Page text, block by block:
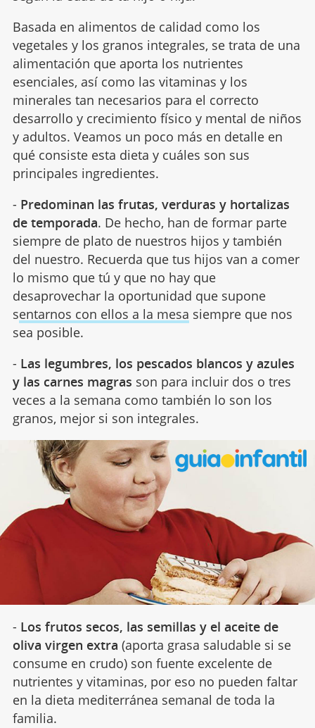
Basada en alimentos de calidad como los
vegetales y los granos integrales, se trata de una
alimentación que aporta los nutrientes
esenciales, así como las vitaminas y los
minerales tan necesarios para el correcto
desarrollo y crecimiento físico y mental de niños
y adultos. Veamos un poco más en detalle en
qué consiste esta dieta y cuáles son sus
principales ingredientes.
- Predominan las frutas, verduras y hortalizas
de temporada. De hecho, han de formar parte
siempre de plato de nuestros hijos y también
del nuestro. Recuerda que tus hijos van a comer
lo mismo que tú y que no hay que
desaprovechar la oportunidad que supone
sentarnos con ellos a la mesa siempre que nos
sea posible.
- Las legumbres, los pescados blancos y azules
y las carnes magras son para incluir dos o tres
veces a la semana como también lo son los
granos, mejor si son integrales.
- Los frutos secos, las semillas y el aceite de
oliva virgen extra (aporta grasa saludable si se
consume en crudo) son fuente excelente de
nutrientes y vitaminas, por eso no pueden faltar
en la dieta mediterránea semanal de toda la
familia.